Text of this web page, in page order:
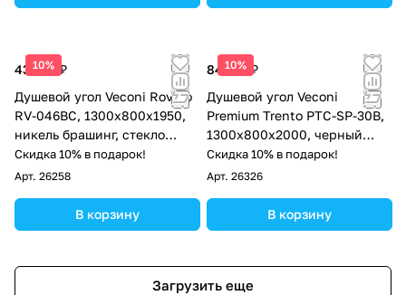
10%
43 918 ₽
Душевой угол Veconi Rovigo
RV-046BС, 1300х800х1950,
никель брашинг, стекло
прозрачное
Скидка 10% в подарок!
Арт. 26258
В корзину
10%
84 718 ₽
Душевой угол Veconi
Premium Trento PTC-SP-30B,
1300х800x2000, черный
матовый, стекло прозрачное
Скидка 10% в подарок!
Арт. 26326
В корзину
Загрузить еще